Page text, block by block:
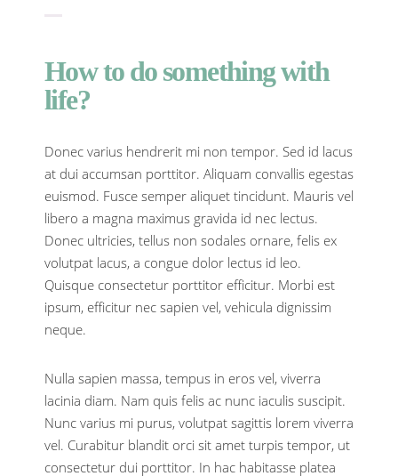
something
with
How to do something with
life?
Donec varius hendrerit mi non tempor. Sed id lacus
at dui accumsan porttitor. Aliquam convallis egestas
euismod. Fusce semper aliquet tincidunt. Mauris vel
libero a magna maximus gravida id nec lectus.
Donec ultricies, tellus non sodales ornare, felis ex
volutpat lacus, a congue dolor lectus id leo.
Quisque consectetur porttitor efficitur. Morbi est
ipsum, efficitur nec sapien vel, vehicula dignissim
neque.
Nulla sapien massa, tempus in eros vel, viverra
lacinia diam. Nam quis felis ac nunc iaculis suscipit.
Nunc varius mi purus, volutpat sagittis lorem viverra
vel. Curabitur blandit orci sit amet turpis tempor, ut
consectetur dui porttitor. In hac habitasse platea